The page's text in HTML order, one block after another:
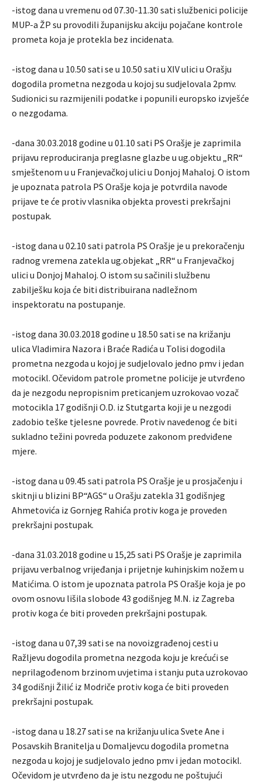
-istog dana u vremenu od 07.30-11.30 sati službenici policije
MUP-a ŽP su provodili županijsku akciju pojačane kontrole
prometa koja je protekla bez incidenata.
-istog dana u 10.50 sati se u 10.50 sati u XIV ulici u Orašju
dogodila prometna nezgoda u kojoj su sudjelovala 2pmv.
Sudionici su razmijenili podatke i popunili europsko izvješće
o nezgodama.
-dana 30.03.2018 godine u 01.10 sati PS Orašje je zaprimila
prijavu reproduciranja preglasne glazbe u ug.objektu „RR“
smještenom u u Franjevačkoj ulici u Donjoj Mahaloj. O istom
je upoznata patrola PS Orašje koja je potvrdila navode
prijave te će protiv vlasnika objekta provesti prekršajni
postupak.
-istog dana u 02.10 sati patrola PS Orašje je u prekoračenju
radnog vremena zatekla ug.objekat „RR“ u Franjevačkoj
ulici u Donjoj Mahaloj. O istom su sačinili službenu
zabilješku koja će biti distribuirana nadležnom
inspektoratu na postupanje.
-istog dana 30.03.2018 godine u 18.50 sati se na križanju
ulica Vladimira Nazora i Braće Radića u Tolisi dogodila
prometna nezgoda u kojoj je sudjelovalo jedno pmv i jedan
motocikl. Očevidom patrole prometne policije je utvrđeno
da je nezgodu nepropisnim preticanjem uzrokovao vozač
motocikla 17 godišnji O.D. iz Stutgarta koji je u nezgodi
zadobio teške tjelesne povrede. Protiv navedenog će biti
sukladno težini povreda poduzete zakonom predviđene
mjere.
-istog dana u 09.45 sati patrola PS Orašje je u prosjačenju i
skitnji u blizini BP“AGS“ u Orašju zatekla 31 godišnjeg
Ahmetovića iz Gornjeg Rahića protiv koga je proveden
prekršajni postupak.
-dana 31.03.2018 godine u 15,25 sati PS Orašje je zaprimila
prijavu verbalnog vrijeđanja i prijetnje kuhinjskim nožem u
Matićima. O istom je upoznata patrola PS Orašje koja je po
ovom osnovu lišila slobode 43 godišnjeg M.N. iz Zagreba
protiv koga će biti proveden prekršajni postupak.
-istog dana u 07,39 sati se na novoizgrađenoj cesti u
Ražljevu dogodila prometna nezgoda koju je krećući se
neprilagođenom brzinom uvjetima i stanju puta uzrokovao
34 godišnji Žilić iz Modriče protiv koga će biti proveden
prekršajni postupak.
-istog dana u 18.27 sati se na križanju ulica Svete Ane i
Posavskih Branitelja u Domaljevcu dogodila prometna
nezgoda u kojoj je sudjelovalo jedno pmv i jedan motocikl.
Očevidom je utvrđeno da je istu nezgodu ne poštujući